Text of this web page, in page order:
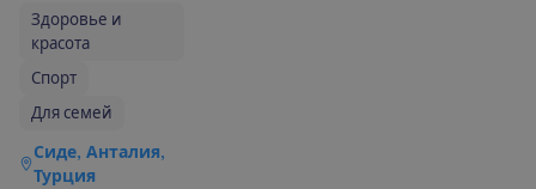
Здоровье и
красота
Спорт
Для семей
Сиде, Анталия,
Турция